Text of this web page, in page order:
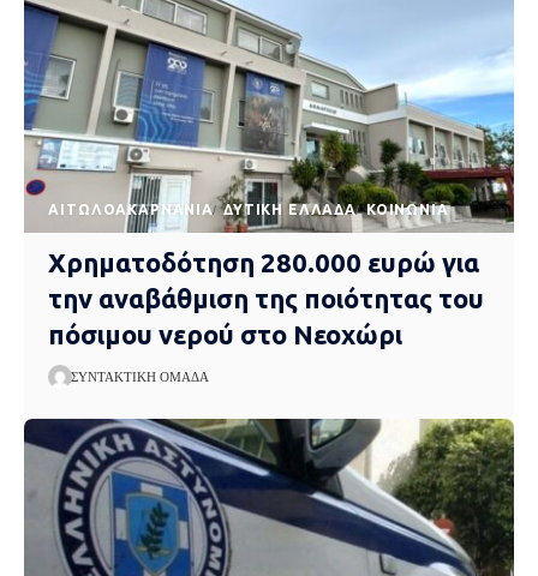
AΙΤΩΛΟΑΚΑΡΝΑΝΊΑ ΔΥΤΙΚΉ ΕΛΛΆΔΑ ΚΟΙΝΩΝΊΑ
Χρηματοδότηση 280.000 ευρώ για
την αναβάθμιση της ποιότητας του
πόσιμου νερού στο Νεοχώρι
ΣΥΝΤΑΚΤΙΚΉ ΟΜΆΔΑ